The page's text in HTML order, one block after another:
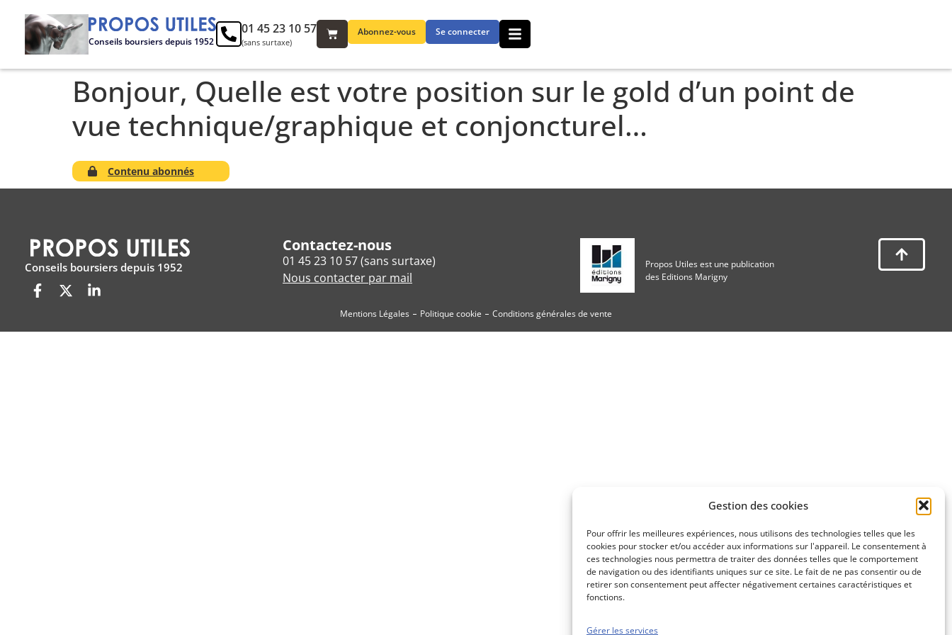
Gestion des cookies
Pour offrir les meilleures expériences, nous utilisons des technologies telles que les
cookies pour stocker et/ou accéder aux informations sur l'appareil. Le consentement à
ces technologies nous permettra de traiter des données telles que le comportement
de navigation ou des identifiants uniques sur ce site. Le fait de ne pas consentir ou de
retirer son consentement peut affecter négativement certaines caractéristiques et
fonctions.
Gérer les services
Conseils boursiers depuis 1952
Abonnez-vous Se connecter
01 45 23 10 57
(sans surtaxe)
Bonjour, Quelle est votre position sur le gold d’un point de
vue technique/graphique et conjoncturel…
Contenu abonnés
Conseils boursiers depuis 1952
Contactez-nous
01 45 23 10 57 (sans surtaxe)
Nous contacter par mail
Propos Utiles est une publication
des Editions Marigny
Mentions Légales Politique cookie Conditions générales de vente